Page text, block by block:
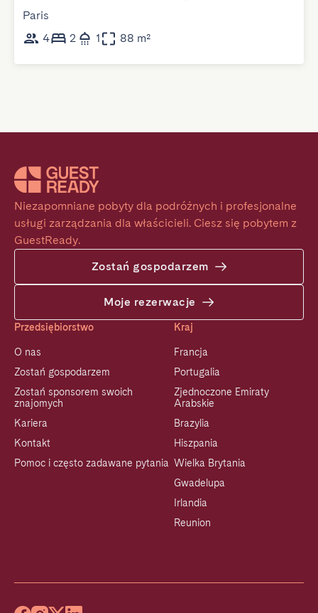
Paris
4
2 1 88 m²
Niezapomniane pobyty dla podróżnych i profesjonalne
usługi zarządzania dla właścicieli. Ciesz się pobytem z
GuestReady.
Zostań gospodarzem
Moje rezerwacje
Przedsiębiorstwo
O nas
Zostań gospodarzem
Zostań sponsorem swoich
znajomych
Kariera
Kontakt
Pomoc i często zadawane pytania
Kraj
Francja
Portugalia
Zjednoczone Emiraty
Arabskie
Brazylia
Hiszpania
Wielka Brytania
Gwadelupa
Irlandia
Reunion